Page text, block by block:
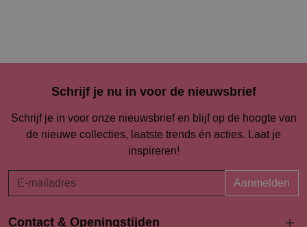
Schrijf je nu in voor de nieuwsbrief
Schrijf je in voor onze nieuwsbrief en blijf op de hoogte van
de nieuwe collecties, laatste trends én acties. Laat je
inspireren!
Aanmelden
Contact & Openingstijden